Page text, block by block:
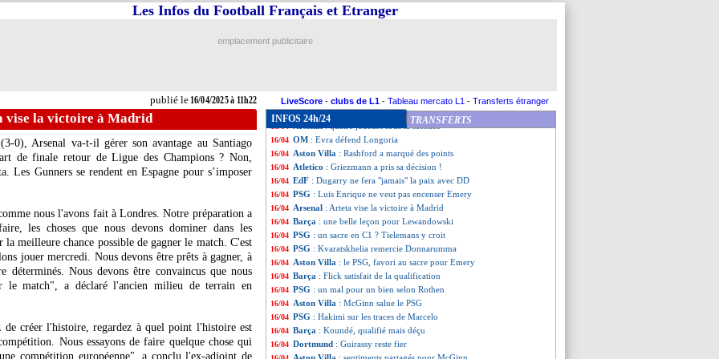
publié le16/04/2025 à 11h22
Les Infos du Football Français et Etranger
emplacement publicitaire
LiveScore - clubs de L1 - Tableau mercato L1 - Transferts étranger
vise la victoire à Madrid
0), Arsenal va-t-il gérer son avantage au Santiago
de finale retour de Ligue des Champions ? Non,
Les Gunners se rendent en Espagne pour s’imposer
nous l'avons fait à Londres. Notre préparation a
les choses que nous devons dominer dans les
meilleure chance possible de gagner le match. C'est
jouer mercredi. Nous devons être prêts à gagner, à
déterminés. Nous devons être convaincus que nous
le match", a déclaré l'ancien milieu de terrain en
créer l'histoire, regardez à quel point l'histoire est
Nous essayons de faire quelque chose qui
compétition européenne", a conclu l'ex-adjoint de
INFOS 24h/24 TRANSFERTS
16/04 Man Utd: Onana titulaire contre l'OL
16/04 Man Utd: fin de saison pour Zirkzee
16/04 Barça
16/04 Real: un match pour Mbappé, le Barça enrage
16/04 Divers: décès de Boupendza
: quatre joueurs sous la menace
16/04 OM : Evra défend Longoria
16/04 Aston Villa : Rashford a marqué des points
16/04 Atletico : Griezmann a pris sa décision !
16/04 EdF : Dugarry ne fera "jamais" la paix avec DD
16/04 PSG : Luis Enrique ne veut pas encenser Emery
16/04 Arsenal : Arteta vise la victoire à Madrid
16/04 Barça : une belle leçon pour Lewandowski
16/04 PSG : un sacre en C1 ? Tielemans y croit
16/04 PSG : Kvaratskhelia remercie Donnarumma
16/04 Aston Villa : le PSG, favori au sacre pour Emery
16/04 Barça : Flick satisfait de la qualification
16/04 PSG : un mal pour un bien selon Rothen
16/04 Aston Villa : McGinn salue le PSG
16/04 PSG : Hakimi sur les traces de Marcelo
16/04 Barça : Koundé, qualifié mais déçu
16/04 Dortmund : Guirassy reste fier